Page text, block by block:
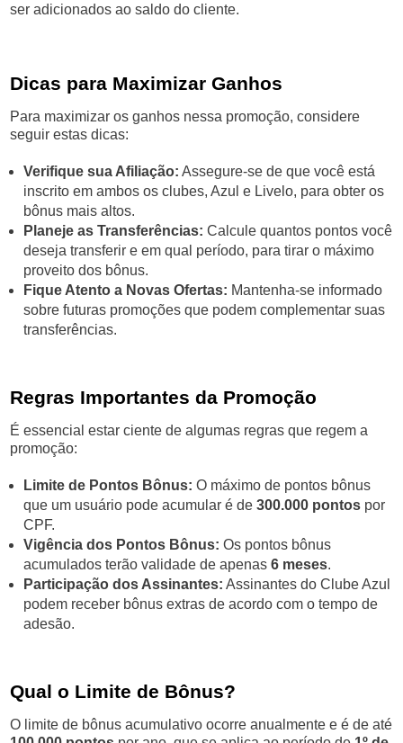
ser adicionados ao saldo do cliente.
Dicas para Maximizar Ganhos
Para maximizar os ganhos nessa promoção, considere
seguir estas dicas:
Verifique sua Afiliação: Assegure-se de que você está
inscrito em ambos os clubes, Azul e Livelo, para obter os
bônus mais altos.
Planeje as Transferências: Calcule quantos pontos você
deseja transferir e em qual período, para tirar o máximo
proveito dos bônus.
Fique Atento a Novas Ofertas: Mantenha-se informado
sobre futuras promoções que podem complementar suas
transferências.
Regras Importantes da Promoção
É essencial estar ciente de algumas regras que regem a
promoção:
Limite de Pontos Bônus: O máximo de pontos bônus
que um usuário pode acumular é de300.000 pontos por
CPF.
Vigência dos Pontos Bônus: Os pontos bônus
acumulados terão validade de apenas6 meses.
Participação dos Assinantes: Assinantes do Clube Azul
podem receber bônus extras de acordo com o tempo de
adesão.
Qual o Limite de Bônus?
O limite de bônus acumulativo ocorre anualmente e é de até